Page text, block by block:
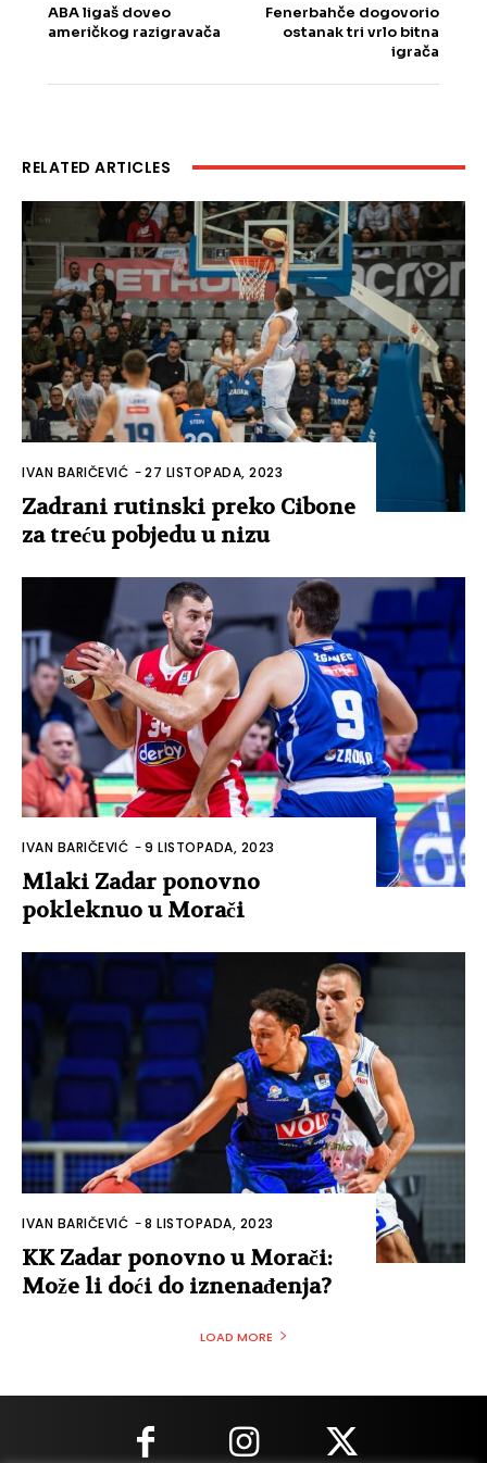
ABA ligaš doveo
američkog razigravača
Fenerbahče dogovorio
ostanak tri vrlo bitna
igrača
RELATED ARTICLES
IVAN BARIČEVIĆ -27 LISTOPADA, 2023
Zadrani rutinski preko Cibone
za treću pobjedu u nizu
IVAN BARIČEVIĆ -9 LISTOPADA, 2023
Mlaki Zadar ponovno
pokleknuo u Morači
IVAN BARIČEVIĆ -8 LISTOPADA, 2023
KK Zadar ponovno u Morači:
Može li doći do iznenađenja?
LOAD MORE